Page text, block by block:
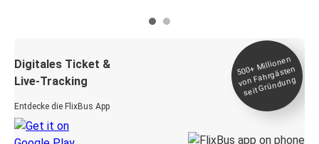
Digitales Ticket &
Live-Tracking
Entdecke die FlixBus App
500+
Millionen
von Fahrgästen
seit
Gründung